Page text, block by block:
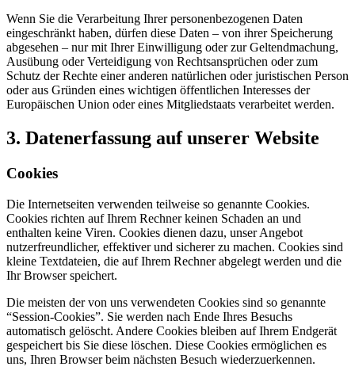
Wenn Sie die Verarbeitung Ihrer personenbezogenen Daten
eingeschränkt haben, dürfen diese Daten – von ihrer Speicherung
abgesehen – nur mit Ihrer Einwilligung oder zur Geltendmachung,
Ausübung oder Verteidigung von Rechtsansprüchen oder zum
Schutz der Rechte einer anderen natürlichen oder juristischen Person
oder aus Gründen eines wichtigen öffentlichen Interesses der
Europäischen Union oder eines Mitgliedstaats verarbeitet werden.
3. Datenerfassung auf unserer Website
Cookies
Die Internetseiten verwenden teilweise so genannte Cookies.
Cookies richten auf Ihrem Rechner keinen Schaden an und
enthalten keine Viren. Cookies dienen dazu, unser Angebot
nutzerfreundlicher, effektiver und sicherer zu machen. Cookies sind
kleine Textdateien, die auf Ihrem Rechner abgelegt werden und die
Ihr Browser speichert.
Die meisten der von uns verwendeten Cookies sind so genannte
“Session-Cookies”. Sie werden nach Ende Ihres Besuchs
automatisch gelöscht. Andere Cookies bleiben auf Ihrem Endgerät
gespeichert bis Sie diese löschen. Diese Cookies ermöglichen es
uns, Ihren Browser beim nächsten Besuch wiederzuerkennen.